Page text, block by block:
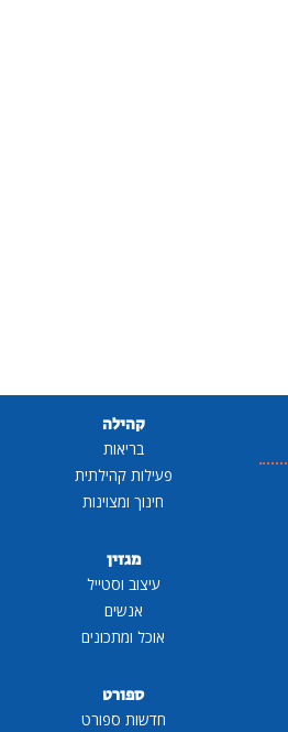
קהילה
בריאות
פעילות קהילתית
חינוך ומצוינות
מגזין
עיצוב וסטייל
אנשים
אוכל ומתכונים
ספורט
חדשות ספורט